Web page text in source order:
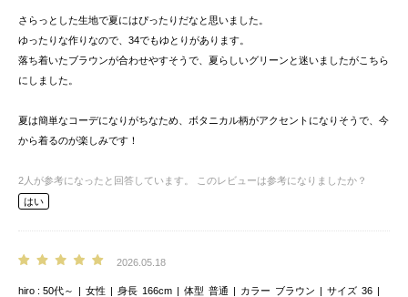
さらっとした生地で夏にはぴったりだなと思いました。
ゆったりな作りなので、34でもゆとりがあります。
落ち着いたブラウンが合わせやすそうで、夏らしいグリーンと迷いましたがこちら
にしました。
夏は簡単なコーデになりがちなため、ボタニカル柄がアクセントになりそうで、今
から着るのが楽しみです！
2 人が参考になったと回答しています。
このレビューは参考になりましたか？
はい
2026.05.18
hiro 50代～ 女性 身長 166cm 体型 普通 カラー ブラウン サイズ 36